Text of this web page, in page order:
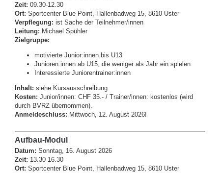
Zeit: 09.30-12.30
Ort: Sportcenter Blue Point, Hallenbadweg 15, 8610 Uster
Verpflegung: ist Sache der Teilnehmer/innen
Leitung: Michael Spühler
Zielgruppe:
motivierte Junior:innen bis U13
Junioren:innen ab U15, die weniger als Jahr ein spielen
Interessierte Juniorentrainer:innen
Inhalt: siehe Kursausschreibung
Kosten: Junior/innen: CHF 35.- / Trainer/innen: kostenlos (wird
durch BVRZ übernommen).
Anmeldeschluss: Mittwoch, 12. August 2026!
Aufbau-Modul
Datum: Sonntag, 16. August 2026
Zeit: 13.30-16.30
Ort: Sportcenter Blue Point, Hallenbadweg 15, 8610 Uster